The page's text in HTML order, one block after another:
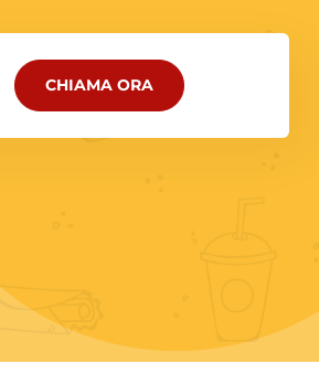
CHIAMA ORA